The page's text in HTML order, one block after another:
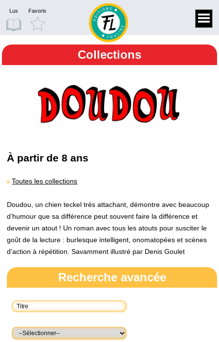
Lus Favoris
Collections
À partir de 8 ans
Toutes les collections
Doudou, un chien teckel très attachant, démontre avec beaucoup
d’humour que sa différence peut souvent faire la différence et
devenir un atout ! Un roman avec tous les atouts pour susciter le
goût de la lecture : burlesque intelligent, onomatopées et scènes
d’action à répétition. Savamment illustré par Denis Goulet
Recherche avancée